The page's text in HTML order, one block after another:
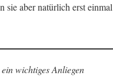
sie aber natürlich erst einmal
wichtiges Anliegen